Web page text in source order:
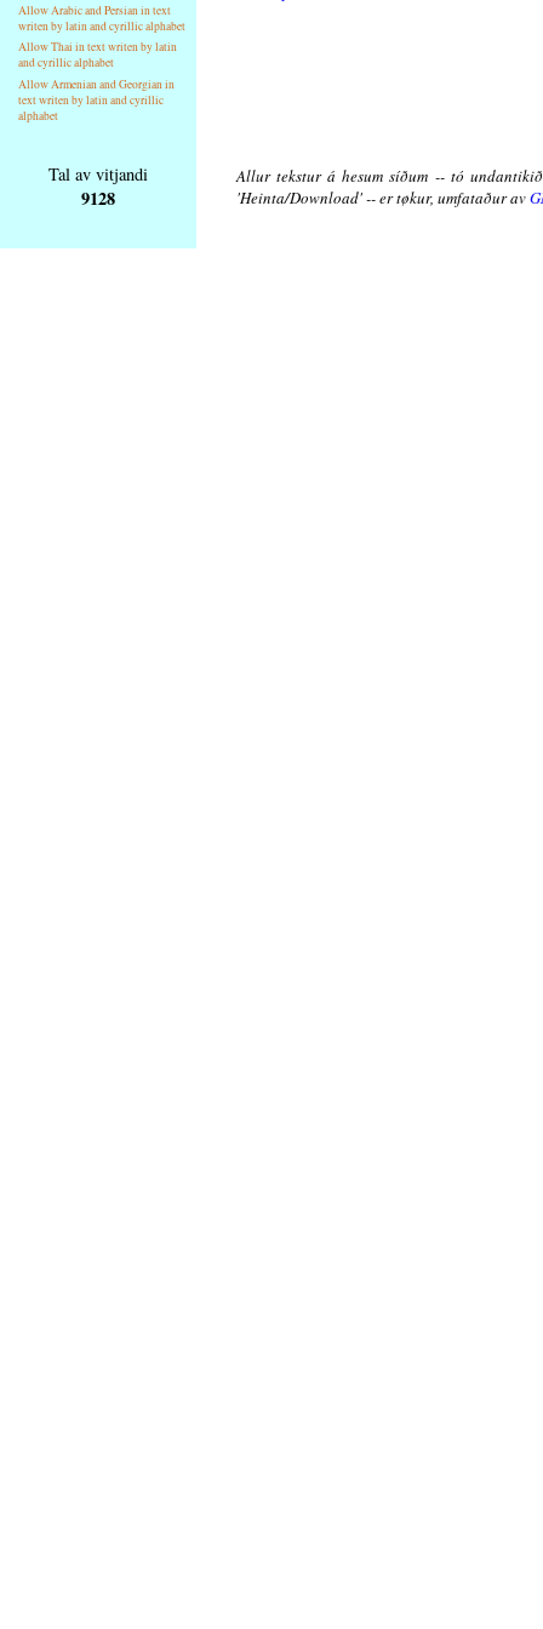
Allow Arabic and Persian in text
writen by latin and cyrillic alphabet
Allow Thai in text writen by latin
and cyrillic alphabet
Allow Armenian and Georgian in
text writen by latin and cyrillic
alphabet
Tal av vitjandi
9128
Allur tekstur á hesum síðum -- tó
'Heinta/Download' -- er tøkur, umfataður av